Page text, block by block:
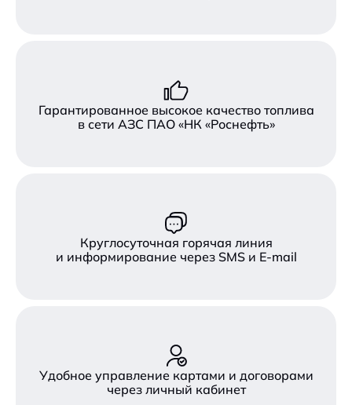
Гарантированное высокое качество топлива
в сети АЗС ПАО «НК «Роснефть»
Круглосуточная горячая линия
и информирование через SMS и E-mail
Удобное управление картами и договорами
через личный кабинет